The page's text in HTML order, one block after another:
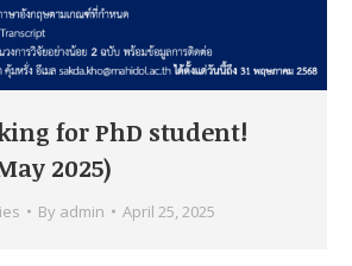
for PhD student!
2025)
By admin April 25, 2025